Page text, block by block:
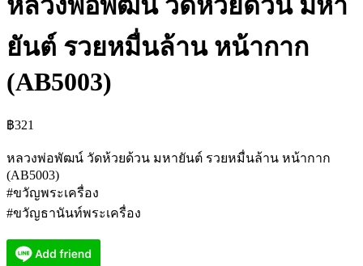
หลวงพ่อพัฒน์ วัดห้วยด้วน มหา
ยันต์ รวยหมื่นล้าน หน้ากาก
(AB5003)
฿321
หลวงพ่อพัฒน์ วัดห้วยด้วน มหายันต์ รวยหมื่นล้าน หน้ากาก
(AB5003)
#ขวัญพระเครื่อง
#ขวัญธานันท์พระเครื่อง